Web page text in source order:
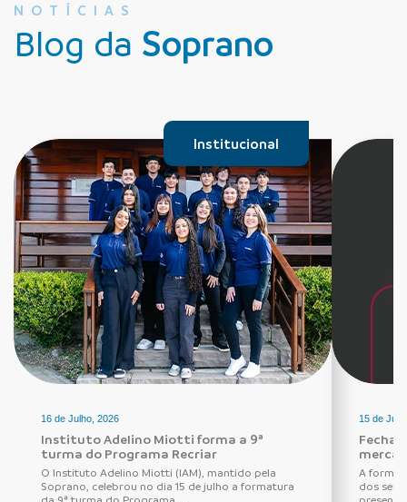
NOTÍCIAS
Blog da Soprano
Institucional
16 de Julho, 2026
Instituto Adelino Miotti forma a 9ª
turma do Programa Recriar
O Instituto Adelino Miotti (IAM), mantido pela
Soprano, celebrou no dia 15 de julho a formatura
15 de
A forma
dos